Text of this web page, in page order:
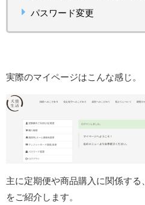
パスワード変更
実際のマイページはこんな感じ。
主に定期便や商品購入に関係する
をご紹介します。